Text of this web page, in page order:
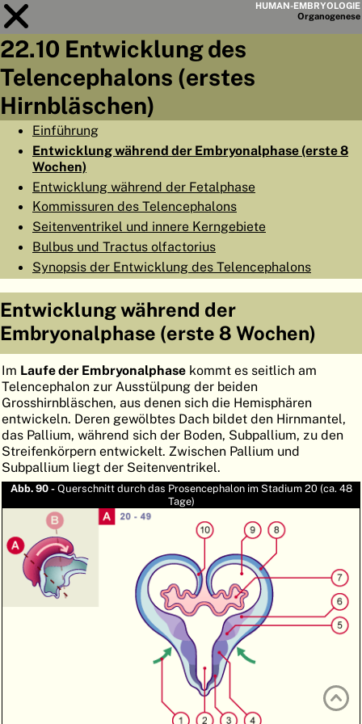
HUMAN-EMBRYOLOGIE
Organogenese
Modul
ABSTRAKT
◀
HOME
EMBRYO
GENESE
ORGANOGENESE
ATLASEMBRYOLOGY
SUCHEN
HILFE
FR
22.10 Entwicklung des
Telencephalons (erstes
Hirnbläschen)
Einführung
Entwicklung während der Embryonalphase (erste 8
Wochen)
Entwicklung während der Fetalphase
Kommissuren des Telencephalons
Seitenventrikel und innere Kerngebiete
Bulbus und Tractus olfactorius
Synopsis der Entwicklung des Telencephalons
Entwicklung während der
Embryonalphase (erste 8 Wochen)
Im Laufe der Embryonalphase kommt es seitlich am
Telencephalon zur Ausstülpung der beiden
Grosshirnbläschen, aus denen sich die Hemisphären
entwickeln. Deren gewölbtes Dach bildet den Hirnmantel,
das Pallium, während sich der Boden, Subpallium, zu den
Streifenkörpern entwickelt. Zwischen Pallium und
Subpallium liegt der Seitenventrikel.
Abb. 90 -Querschnitt durch das Prosencephalon im Stadium 20 (ca. 48
Tage)